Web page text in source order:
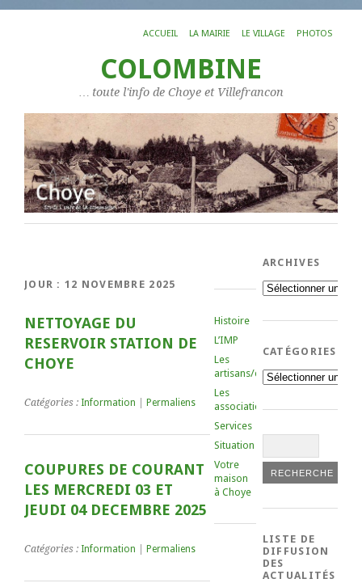
ACCUEIL LA MAIRIE LE VILLAGE PHOTOS
COLOMBINE
… toute l'info de Choye et Villefrancon
JOUR : 12 NOVEMBRE 2025
NETTOYAGE DU
RESERVOIR STATION DE
CHOYE
Catégories : Information Permaliens
COUPURES DE COURANT
LES MERCREDI 03 ET
JEUDI 04 DECEMBRE 2025
Catégories : Information Permaliens
Histoire
L’IMP
Les
artisans/commerçants
Les
associations
Services
Situation
Votre
maison
à Choye
ARCHIVES
Archives
CATÉGORIES
Catégories
LISTE DE
DIFFUSION
DES
ACTUALITÉS